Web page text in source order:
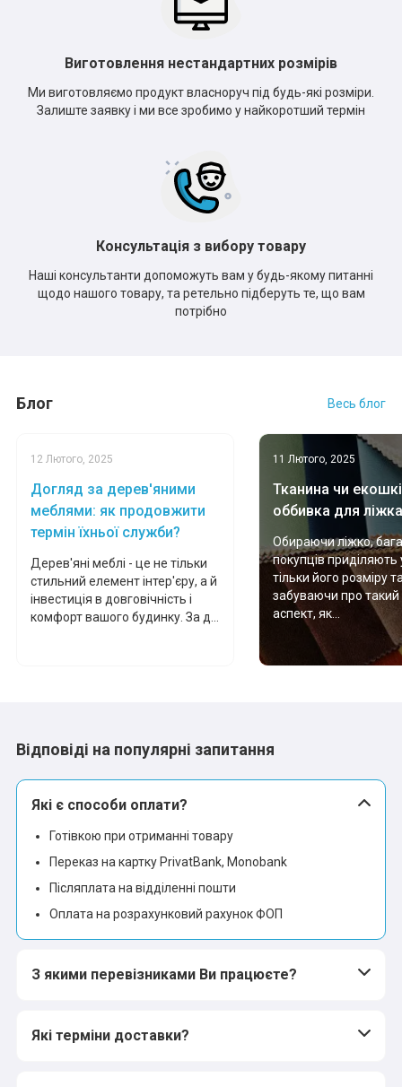
Виготовлення нестандартних розмірів
Ми виготовляємо продукт власноруч під будь-які розміри.
Залиште заявку і ми все зробимо у найкоротший термін
Консультація з вибору товару
Наші консультанти допоможуть вам у будь-якому питанні
щодо нашого товару, та ретельно підберуть те, що вам
потрібно
Блог Весь блог
12 Лютого, 2025
Догляд за дерев'яними
меблями: як продовжити
термін їхньої служби?
Дерев'яні меблі - це не тільки
стильний елемент інтер'єру, а й
інвестиція в довговічність і
комфорт вашого будинку. За д...
11 Лютого, 2025
Тканина чи
оббивка для
Обираючи ліжко,
покупців приділяють
тільки його розміру
забуваючи про
аспект, як...
Відповіді на популярні запитання
Які є способи оплати?
Готівкою при отриманні товару
Переказ на картку PrivatBank, Monobank
Післяплата на відділенні пошти
Оплата на розрахунковий рахунок ФОП
З якими перевізниками Ви працюєте?
Які терміни доставки?